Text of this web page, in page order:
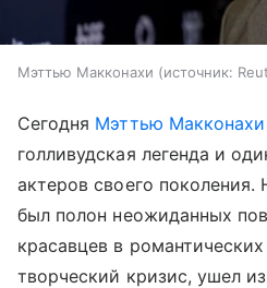
Мэттью Макконахи источник:
Сегодня Мэттью Макконахи
голливудская легенда и
актеров своего поколения.
был полон неожиданных
красавцев в
творческий кризис, ушел